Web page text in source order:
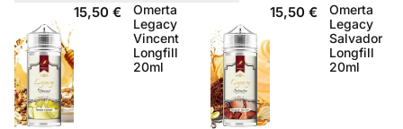
15,50 €
Omerta
Legacy
Vincent
Longfill
20ml
15,50 €
Omerta
Legacy
Salvador
Longfill
20ml